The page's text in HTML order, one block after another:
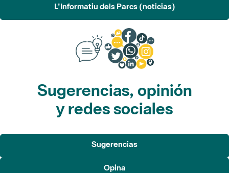
L'Informatiu dels Parcs (noticias)
Sugerencias, opinión
y redes sociales
Sugerencias
Opina